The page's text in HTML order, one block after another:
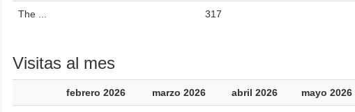
The ... 317
Visitas al mes
febrero 2026 marzo 2026 abril 2026 mayo 2026